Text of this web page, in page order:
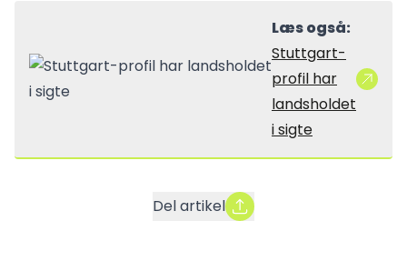
Læs også:
Stuttgart-
profil har
landsholdet
i sigte
Del artikel